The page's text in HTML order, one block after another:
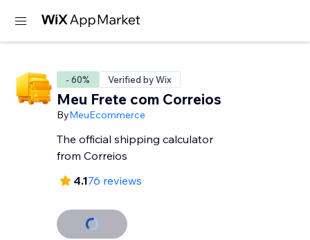
- 60% Verified by Wix
Meu Frete com Correios
ByMeuEcommerce
The official shipping calculator
from Correios
4.176 reviews